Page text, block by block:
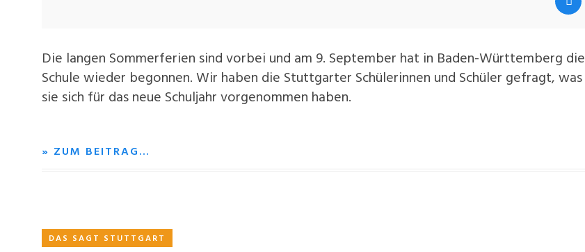
Die langen Sommerferien sind vorbei und am 9. September hat in Baden-Württemberg die
Schule wieder begonnen. Wir haben die Stuttgarter Schülerinnen und Schüler gefragt, was
sie sich für das neue Schuljahr vorgenommen haben.
» ZUM BEITRAG…
DAS SAGT STUTTGART